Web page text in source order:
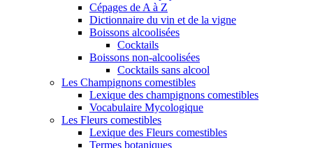
Cépages de A à Z
Dictionnaire du vin et de la vigne
Boissons alcoolisées
Cocktails
Boissons non-alcoolisées
Cocktails sans alcool
Les Champignons comestibles
Lexique des champignons comestibles
Vocabulaire Mycologique
Les Fleurs comestibles
Lexique des Fleurs comestibles
Termes botaniques